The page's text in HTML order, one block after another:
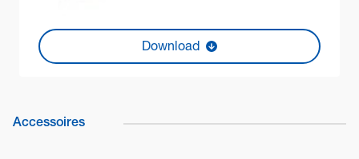
Download
Accessoires